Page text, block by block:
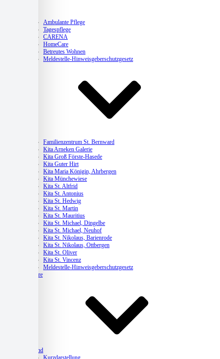
Ambulante Pflege
Tagespflege
CARENA
HomeCare
Betreutes Wohnen
Meldestelle-Hinweisgeberschutzgesetz
Familienzentrum St. Bernward
Kita Arneken Galerie
Kita Groß Förste-Hasede
Kita Guter Hirt
Kita Maria Königin, Ahrbergen
Kita Münchewiese
Kita St. Altfrid
Kita St. Antonius
Kita St. Hedwig
Kita St. Martin
Kita St. Mauritius
Kita St. Michael, Dingelbe
Kita St. Michael, Neuhof
Kita St. Nikolaus, Barienrode
Kita St. Nikolaus, Ottbergen
Kita St. Oliver
Kita St. Vincenz
Meldestelle-Hinweisgeberschutzgesetz
Karriere
Verband